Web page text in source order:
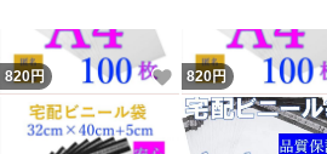
万が一、何枚か足りなかった場合
方法が２つがあります。1足りな
回、ご購入の時、多めに補充しま
820円 いいね！
820円